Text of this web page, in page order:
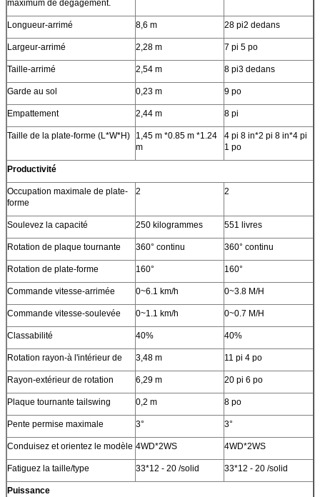
maximum de dégagement.
Longueur-arrimé 8,6 m 28 pi2 dedans
Largeur-arrimé 2,28 m 7 pi 5 po
Taille-arrimé 2,54 m 8 pi3 dedans
Garde au sol 0,23 m 9 po
Empattement 2,44 m 8 pi
Taille de la plate-forme (L*W*H)
1,45 m *0.85 m *1.24
m
4 pi 8 in*2 pi 8 in*4 pi
1 po
Productivité
Occupation maximale de plate-
forme
2 2
Soulevez la capacité 250 kilogrammes 551 livres
Rotation de plaque tournante 360° continu 360° continu
Rotation de plate-forme 160° 160°
Commande vitesse-arrimée 0~6.1 km/h 0~3.8 M/H
Commande vitesse-soulevée 0~1.1 km/h 0~0.7 M/H
Classabilité 40% 40%
Rotation rayon-à l'intérieur de 3,48 m 11 pi 4 po
Rayon-extérieur de rotation 6,29 m 20 pi 6 po
Plaque tournante tailswing 0,2 m 8 po
Pente permise maximale 3° 3°
Conduisez et orientez le modèle 4WD*2WS 4WD*2WS
Fatiguez la taille/type 33*12 - 20 /solid 33*12 - 20 /solid
Puissance